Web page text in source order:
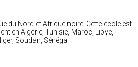
du Nord et Afrique noire. Cette école est
en Algérie, Tunisie, Maroc, Libye,
Soudan, Sénégal.